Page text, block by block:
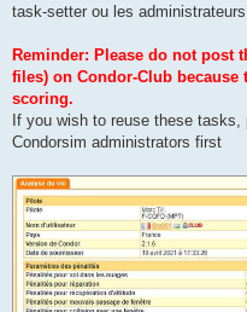
task-setter ou les
Reminder: Please do not post
files) on Condor-Club
scoring.
If you wish to reuse these
Condorsim administrators first